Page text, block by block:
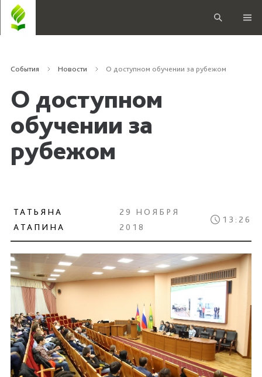
События Новости О доступном обучении за рубежом
О доступном
обучении за
рубежом
ТАТЬЯНА
АТАПИНА
29 НОЯБРЯ
2018
13:26